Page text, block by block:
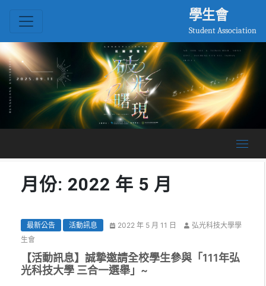
學生會
Student Association
月份: 2022 年 5 月
最新公告 活動訊息 2022 年 5 月 11 日
弘光科技大學學
生會
【活動訊息】誠摯邀請全校學生參與「111年弘
光科技大學 三合一選舉」~